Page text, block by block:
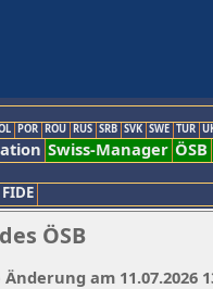
POR ROU RUS SRB SVK SWE TUR
Swiss-Manager ÖSB
ÖSB
Änderung am